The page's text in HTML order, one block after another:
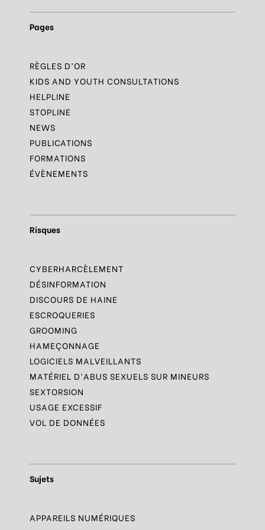
Pages
RÈGLES D’OR
KIDS AND YOUTH CONSULTATIONS
HELPLINE
STOPLINE
NEWS
PUBLICATIONS
FORMATIONS
ÉVÈNEMENTS
Risques
CYBERHARCÈLEMENT
DÉSINFORMATION
DISCOURS DE HAINE
ESCROQUERIES
GROOMING
HAMEÇONNAGE
LOGICIELS MALVEILLANTS
MATÉRIEL D’ABUS SEXUELS SUR MINEURS
SEXTORSION
USAGE EXCESSIF
VOL DE DONNÉES
Sujets
APPAREILS NUMÉRIQUES